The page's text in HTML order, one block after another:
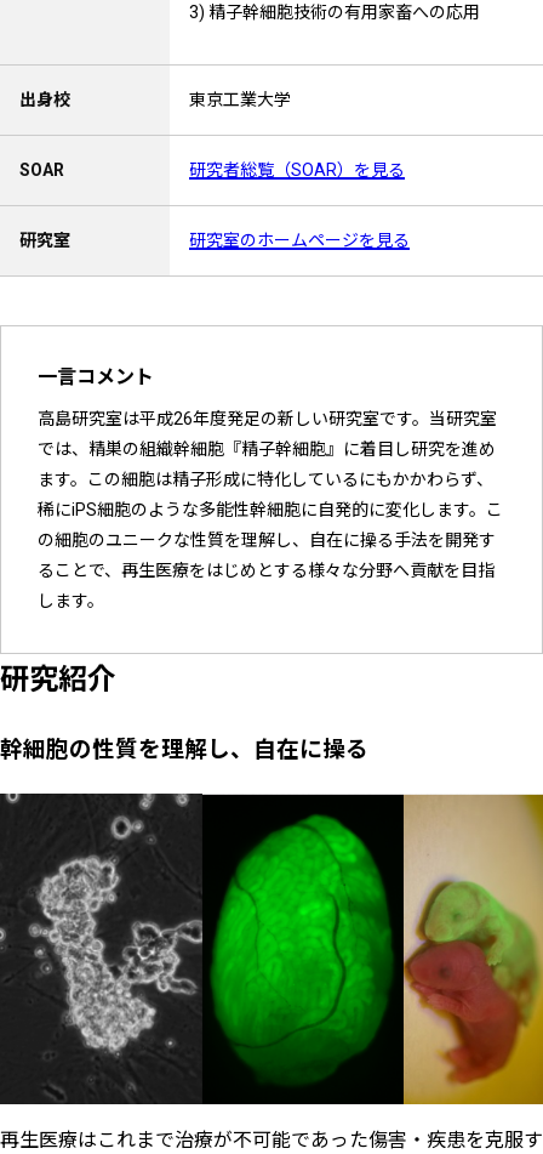
3) 精子幹細胞技術の有用家畜への応用
出身校 東京工業大学
SOAR 研究者総覧（SOAR）を見る
研究室 研究室のホームページを見る
一言コメント
高島研究室は平成26年度発足の新しい研究室です。当研究室
では、精巣の組織幹細胞『精子幹細胞』に着目し研究を進め
ます。この細胞は精子形成に特化しているにもかかわらず、
稀にiPS細胞のような多能性幹細胞に自発的に変化します。こ
の細胞のユニークな性質を理解し、自在に操る手法を開発す
ることで、再生医療をはじめとする様々な分野へ貢献を目指
します。
研究紹介
幹細胞の性質を理解し、自在に操る
再生医療はこれまで治療が不可能であった傷害・疾患を克服す